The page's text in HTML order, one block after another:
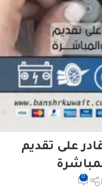
على تقديم
0